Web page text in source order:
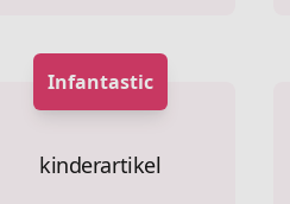
Infantastic
kinderartikel